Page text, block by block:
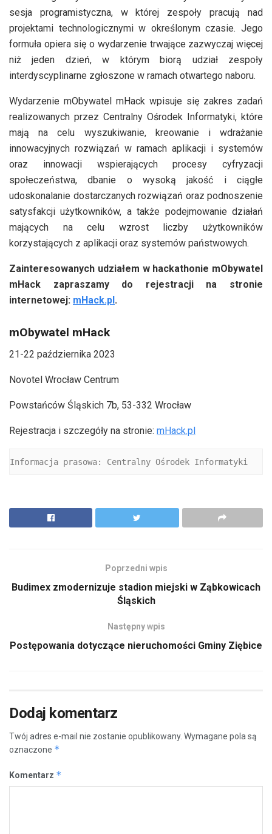
sesja programistyczna, w której zespoły pracują nad
projektami technologicznymi w określonym czasie. Jego
formuła opiera się o wydarzenie trwające zazwyczaj więcej
niż jeden dzień, w którym biorą udział zespoły
interdyscyplinarne zgłoszone w ramach otwartego naboru.
Wydarzenie mObywatel mHack wpisuje się zakres zadań
realizowanych przez Centralny Ośrodek Informatyki, które
mają na celu wyszukiwanie, kreowanie i wdrażanie
innowacyjnych rozwiązań w ramach aplikacji i systemów
oraz innowacji wspierających procesy cyfryzacji
społeczeństwa, dbanie o wysoką jakość i ciągłe
udoskonalanie dostarczanych rozwiązań oraz podnoszenie
satysfakcji użytkowników, a także podejmowanie działań
mających na celu wzrost liczby użytkowników
korzystających z aplikacji oraz systemów państwowych.
Zainteresowanych udziałem w hackathonie mObywatel
mHack zapraszamy do rejestracji na stronie
internetowej: mHack.pl .
mObywatel mHack
21-22 października 2023
Novotel Wrocław Centrum
Powstańców Śląskich 7b, 53-332 Wrocław
Rejestracja i szczegóły na stronie: mHack.pl
Informacja prasowa: Centralny Ośrodek Informatyki
Poprzedni wpis
Budimex zmodernizuje stadion miejski w Ząbkowicach
Śląskich
Następny wpis
Postępowania dotyczące nieruchomości Gminy Ziębice
Dodaj komentarz
Twój adres e-mail nie zostanie opublikowany. Wymagane pola są
oznaczone *
Komentarz *